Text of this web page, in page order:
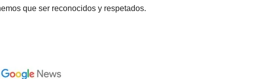
que ser reconocidos y respetados.